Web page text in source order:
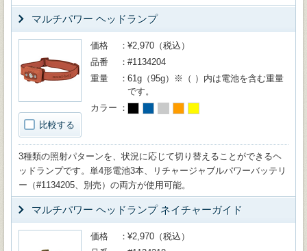
マルチパワー ヘッドランプ
比較する
価格
¥2,970（税込）
品番
#1134204
重量
61g（95g）※（ ）内は電池を含む重量
です。
カラー
3種類の照射パターンを、状況に応じて切り替えることができるヘ
ッドランプです。単4形電池3本、リチャージャブルパワーバッテリ
ー（#1134205、別売）の両方が使用可能。
マルチパワー ヘッドランプ ネイチャーガイド
価格
¥2,970（税込）